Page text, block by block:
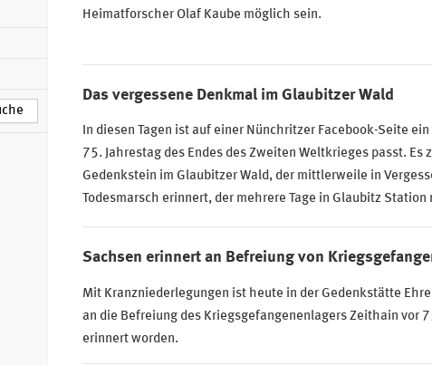
Heimatforscher Olaf Kaube möglich sein.
Das vergessene Denkmal im Glaubitzer Wald
In diesen Tagen ist auf einer Nünchritzer Facebook-Seite
75. Jahrestag des Endes des Zweiten Weltkrieges passt. Es
Gedenkstein im Glaubitzer Wald, der mittlerweile in
Todesmarsch erinnert, der mehrere Tage in Glaubitz Station
Sachsen erinnert an Befreiung von
Mit Kranzniederlegungen ist heute in der Gedenkstätte
an die Befreiung des Kriegsgefangenenlagers Zeithain vor
erinnert worden.